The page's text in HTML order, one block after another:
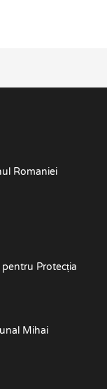
Romaniei
Protecția
Mihai